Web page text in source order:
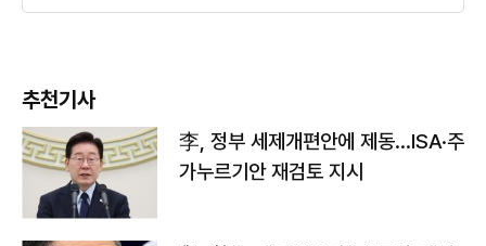
추천기사
李, 정부 세제개편안에 제동…ISA·주
가누르기안 재검토 지시